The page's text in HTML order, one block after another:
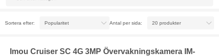
Sortera efter: Antal per sida:
Imou Cruiser SC 4G 3MP Övervakningskamera IM-